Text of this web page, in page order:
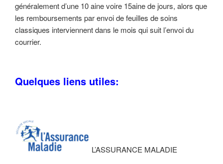
généralement d’une 10 aine voire 15aine de jours, alors que
les remboursements par envoi de feuilles de soins
classiques interviennent dans le mois qui suit l’envoi du
courrier.
Quelques liens utiles:
L’ASSURANCE MALADIE